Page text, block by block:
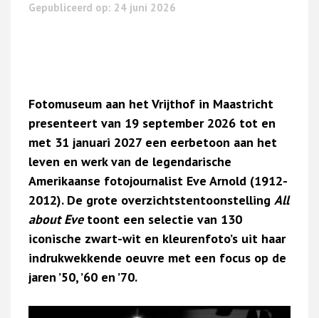
Gepubliceerd op: 24 juni 2026
Fotomuseum aan het Vrijthof in Maastricht
presenteert van 19 september 2026 tot en
met 31 januari 2027 een eerbetoon aan het
leven en werk van de legendarische
Amerikaanse fotojournalist Eve Arnold (1912-
2012). De grote overzichtstentoonstelling All
aboutEvetoont een selectie van 130
iconische zwart-wit en kleurenfoto’s uit haar
indrukwekkende oeuvre met een focus op de
jaren ’50, ’60 en ’70.